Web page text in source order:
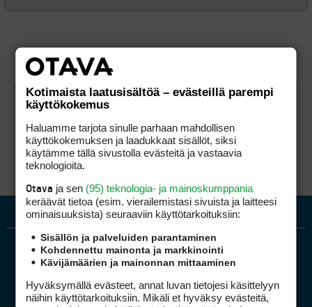
Kotimaista laatusisältöä – evästeillä parempi
käyttökokemus
Haluamme tarjota sinulle parhaan mahdollisen
käyttökokemuksen ja laadukkaat sisällöt, siksi
käytämme tällä sivustolla evästeitä ja vastaavia
teknologioita.
Otava ja sen (95) teknologia- ja mainoskumppania
keräävät tietoa (esim. vierailemis­tasi sivuista ja laitteesi
ominaisuuk­sista) seuraaviin käyttötarkoituksiin:
Sisällön ja palveluiden parantaminen
Kohdennettu mainonta ja markkinointi
Kävijämäärien ja mainonnan mittaaminen
Hyväksymällä evästeet, annat luvan tietojesi käsittelyyn
näihin käyttötarkoituksiin. Mikäli et hyväksy evästeitä,